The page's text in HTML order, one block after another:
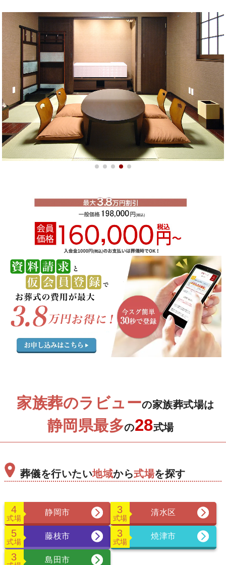
家族葬のラビューの家族葬式場は
静岡県最多の28式場
葬儀を行いたい地域から式場を探す
4
式場
静岡市 3
式場
清水区
5
式場
藤枝市 3
式場
焼津市
3 島田市